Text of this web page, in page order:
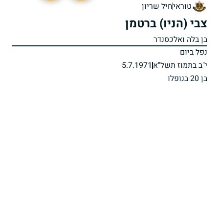
טוראיחיל שריון
צבי (הניו) ברטמן
בן בלה ואלכסנדר
נפל ביום
י"ב בתמוז תשל"א 5.7.1971
בן 20 בנופלו